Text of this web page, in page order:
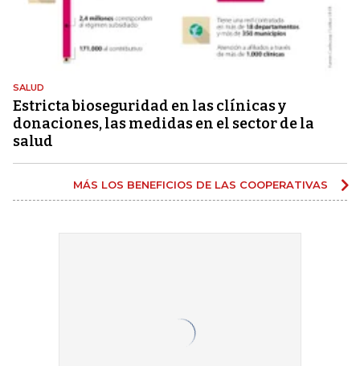
SALUD
Estricta bioseguridad en las clínicas y
donaciones, las medidas en el sector de la
salud
MÁS LOS BENEFICIOS DE LAS COOPERATIVAS